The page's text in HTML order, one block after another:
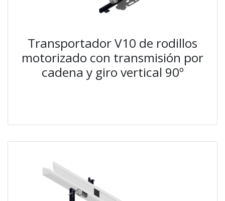
Transportador V10 de rodillos
motorizado con transmisión por
cadena y giro vertical 90º